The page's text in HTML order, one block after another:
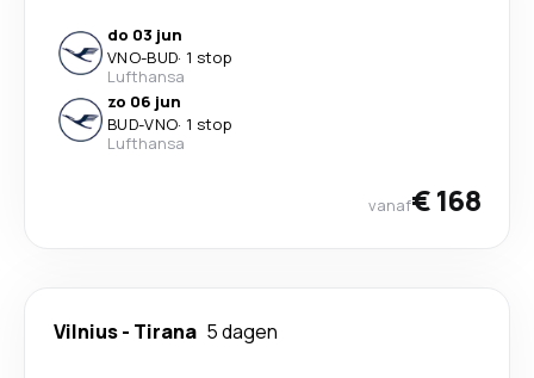
do 03 jun
VNO-BUD· 1 stop
Lufthansa
zo 06 jun
BUD-VNO· 1 stop
Lufthansa
vanaf€ 168
Vilnius- Tirana 5 dagen